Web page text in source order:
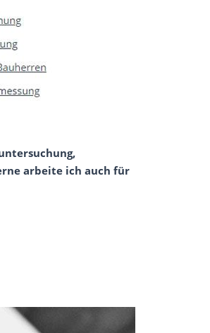
arbeite ich auch für